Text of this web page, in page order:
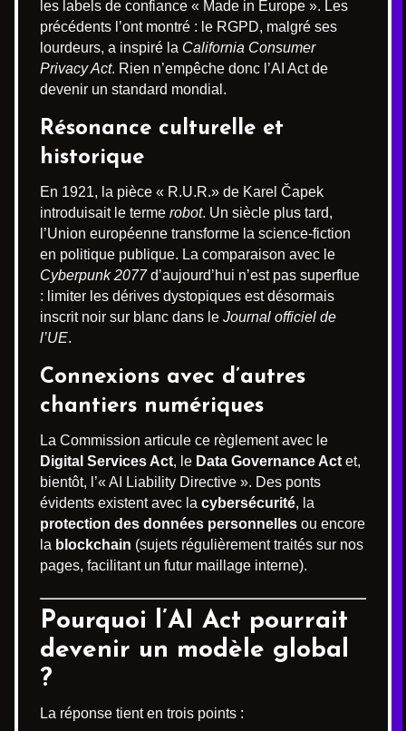
les labels de confiance « Made in Europe ». Les
précédents l’ont montré : le RGPD, malgré ses
lourdeurs, a inspiré la California Consumer
Privacy Act. Rien n’empêche donc l’AI Act de
devenir un standard mondial.
Résonance culturelle et
historique
En 1921, la pièce « R.U.R.» de Karel Čapek
introduisait le terme robot. Un siècle plus tard,
l’Union européenne transforme la science-fiction
en politique publique. La comparaison avec le
Cyberpunk 2077d’aujourd’hui n’est pas superflue
: limiter les dérives dystopiques est désormais
inscrit noir sur blanc dans le Journal officiel de
l’UE.
Connexions avec d’autres
chantiers numériques
La Commission articule ce règlement avec le
Digital Services Act, le Data Governance Act et,
bientôt, l’« AI Liability Directive ». Des ponts
évidents existent avec la cybersécurité, la
protection des données personnelles ou encore
la blockchain (sujets régulièrement traités sur nos
pages, facilitant un futur maillage interne).
Pourquoi l’AI Act pourrait
devenir un modèle global
?
La réponse tient en trois points :